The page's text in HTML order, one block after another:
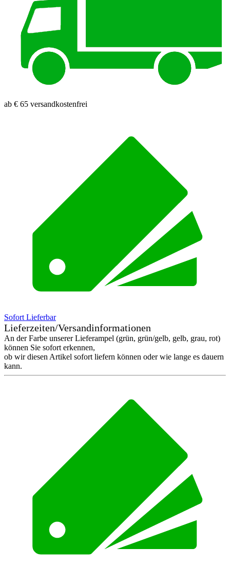
ab € 65 versandkostenfrei
Sofort Lieferbar
Lieferzeiten/Versandinformationen
An der Farbe unserer Lieferampel (grün, grün/gelb, gelb, grau, rot)
können Sie sofort erkennen,
ob wir diesen Artikel sofort liefern können oder wie lange es dauern
kann.